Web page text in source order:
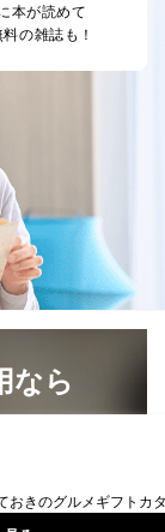
本が読めて
の雑誌も！
なら